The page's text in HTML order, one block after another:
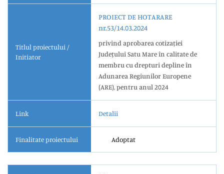
Titlul proiectului /
Initiator
PROIECT DE HOTARARE
nr.53/14.03.2024
privind aprobarea cotizației
Județului Satu Mare în calitate de
membru cu drepturi depline în
Adunarea Regiunilor Europene
(ARE), pentru anul 2024
Link Detalii
Finalitate proiectului Adoptat